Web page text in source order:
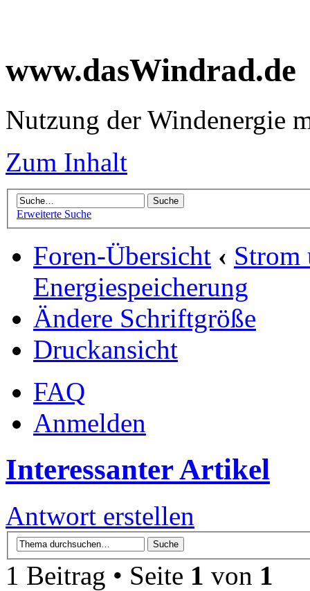
www.dasWindrad.de
Nutzung der Windenergie
Zum Inhalt
Erweiterte Suche
Foren-Übersicht ‹ Strom
Energiespeicherung
Ändere Schriftgröße
Druckansicht
FAQ
Anmelden
Interessanter Artikel
Antwort erstellen
1 Beitrag • Seite 1 von 1